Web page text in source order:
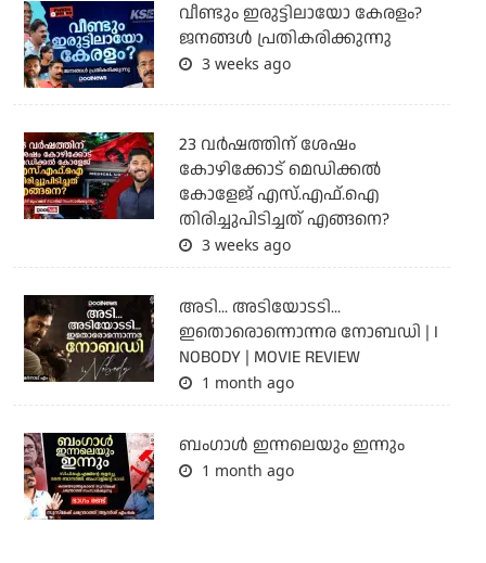
വീണ്ടും ഇരുട്ടിലായോ കേരളം?
ജനങ്ങൾ പ്രതികരിക്കുന്നു
3 weeks ago
23 വർഷത്തിന് ശേഷം
കോഴിക്കോട് മെഡിക്കൽ
കോളേജ് എസ്.എഫ്.ഐ
തിരിച്ചുപിടിച്ചത് എങ്ങനെ?
3 weeks ago
അടി... അടിയോടടി...
ഇതൊരൊന്നൊന്നര നോബഡി | I
NOBODY | MOVIE REVIEW
1 month ago
ബംഗാള്‍ ഇന്നലെയും ഇന്നും
1 month ago